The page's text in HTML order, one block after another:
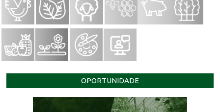
OPORTUNIDADE